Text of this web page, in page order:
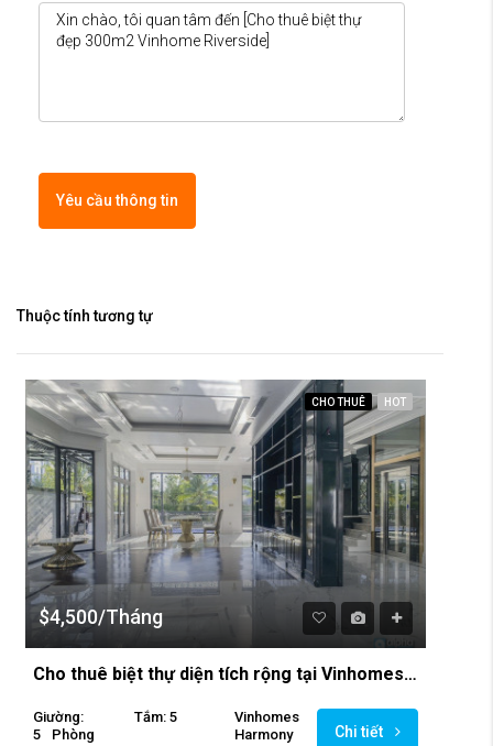
Yêu cầu thông tin
Thuộc tính tương tự
CHO THUÊ HOT
$4,500/Tháng
Cho thuê biệt thự diện tích rộng tại Vinhomes The Harnoy
Giường:
5
Phòng
Tắm: 5
Vinhomes
Harmony
Chi tiết